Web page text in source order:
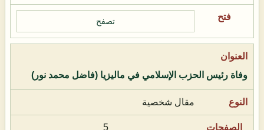
تصفح
وفاة رئيس الحزب الإسلامي في ماليزيا (فاضل محمد نور)
مقال شخصية
5